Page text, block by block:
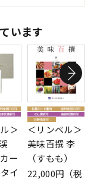
います
＞
ー
イ
＜リンベル＞
美味百撰 李
（すもも）
22,000円（税